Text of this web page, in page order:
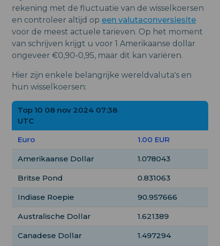
rekening met de fluctuatie van de wisselkoersen
en controleer altijd op een valutaconversiesite
voor de meest actuele tarieven. Op het moment
van schrijven krijgt u voor 1 Amerikaanse dollar
ongeveer €0,90-0,95, maar dit kan variëren.
Hier zijn enkele belangrijke wereldvaluta's en
hun wisselkoersen:
Top 10 08 nov 2024 07:38
UTC
Euro
1.00 EUR
Amerikaanse Dollar 1.078043
Britse Pond 0.831063
Indiase Roepie 90.957666
Australische Dollar 1.621389
Canadese Dollar 1.497294